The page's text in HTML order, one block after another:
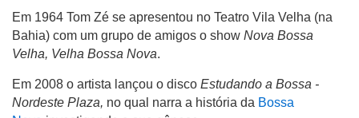
Em 1964 Tom Zé se apresentou no Teatro Vila Velha (na
Bahia) com um grupo de amigos o show Nova Bossa
Velha, Velha Bossa Nova.
Em 2008 o artista lançou o disco Estudando a Bossa -
Nordeste Plaza, no qual narra a história da Bossa